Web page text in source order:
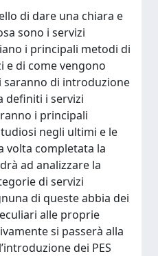
di dare una chiara e
sono i servizi
i principali metodi di
e di come vengono
di introduzione
definiti i servizi
i principali
negli ultimi e le
volta completata la
ad analizzare la
di servizi
di queste abbia dei
alle proprie
si passerà alla
dei PES